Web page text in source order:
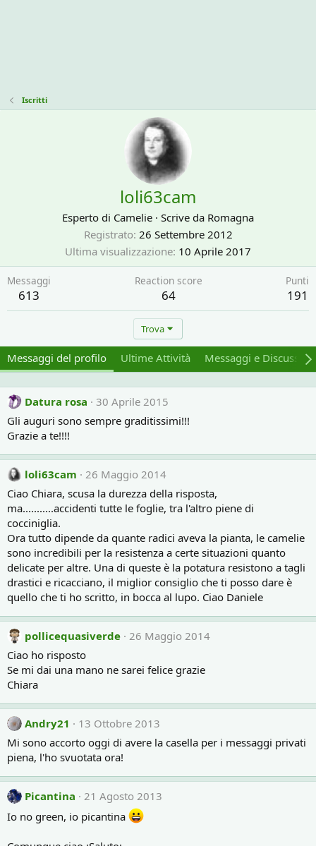
Iscritti
loli63cam
Esperto di Camelie · Scrive da Romagna
Registrato 26 Settembre 2012
Ultima visualizzazione 10 Aprile 2017
Messaggi
613
Reaction score
64
Punti
191
Trova
Messaggi del profilo Ultime Attività Messaggi e
Datura rosa
30 Aprile 2015
Gli auguri sono sempre graditissimi!!!
Grazie a te!!!!
loli63cam
26 Maggio 2014
Ciao Chiara, scusa la durezza della risposta,
ma...........accidenti tutte le foglie, tra l'altro piene di
cocciniglia.
Ora tutto dipende da quante radici aveva la pianta, le camelie
sono incredibili per la resistenza a certe situazioni quanto
delicate per altre. Una di queste è la potatura resistono a tagli
drastici e ricacciano, il miglior consiglio che ti posso dare è
quello che ti ho scritto, in bocca al lupo. Ciao Daniele
pollicequasiverde 26 Maggio 2014
Ciao ho risposto
Se mi dai una mano ne sarei felice grazie
Chiara
Andry21
13 Ottobre 2013
Mi sono accorto oggi di avere la casella per i messaggi privati
piena, l'ho svuotata ora!
Picantina
21 Agosto 2013
Io no green, io picantina